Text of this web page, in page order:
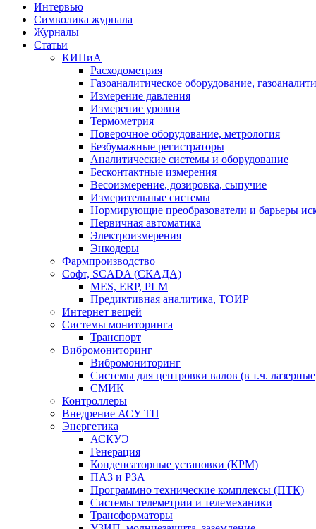
Интервью
Символика журнала
Журналы
Статьи
КИПиА
Расходометрия
Газоаналитическое оборудование,
Измерение давления
Измерение уровня
Термометрия
Поверочное оборудование, метрология
Безбумажные регистраторы
Аналитические системы и оборудование
Бесконтактные измерения
Весоизмерение, дозировка, сыпучие
Измерительные системы
Нормирующие преобразователи и барьеры
Первичная автоматика
Электроизмерения
Энкодеры
Фармпроизводство
Софт, SCADA (СКАДА)
MES, ERP, PLM
Предиктивная аналитика, ТОИР
Интернет вещей
Системы мониторинга
Транспорт
Вибромониторинг
Вибромониторинг
Системы для центровки валов (в т.ч.
СМИК
Контроллеры
Внедрение АСУ ТП
Энергетика
АСКУЭ
Генерация
Конденсаторные установки (КРМ)
ПАЗ и РЗА
Программно технические комплексы (ПТК)
Системы телеметрии и телемеханики
Трансформаторы